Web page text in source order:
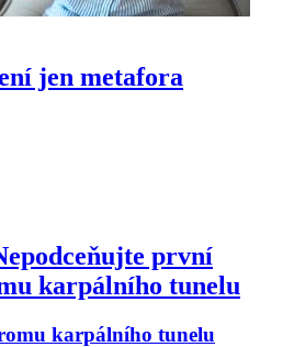
jen metafora
první
karpálního tunelu
karpálního tunelu